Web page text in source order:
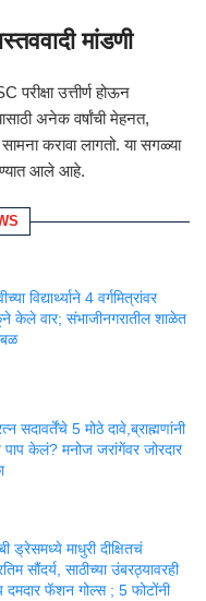
मांडणी
उत्तीर्ण होऊन
अनेक वर्षांची मेहनत,
करावा लागतो. या सगळ्या
आले आहे.
विद्यार्थ्याने 4 वर्गमित्रांवर
केले वार; संभाजीनगरातील शाळेत
सदावर्तेंचे 5 मोठे दावे,ब्राह्मणांनी
पाप केलं? मनोज जरांगेंवर जोरदार
ड्रेसमध्ये माधुरी दीक्षितचं
सौंदर्य, साठीच्या उंबरठ्यावरही
दमदार फॅशन गोल्स ; 5 फोटोंनी